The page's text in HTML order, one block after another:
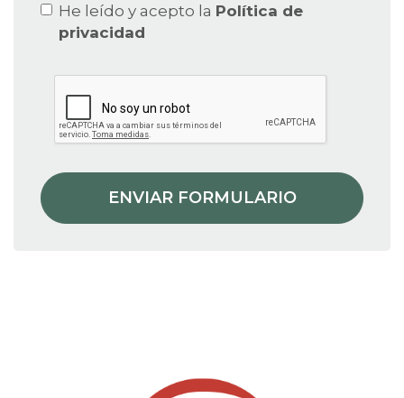
*
RetailHe leído y acepto la Política de
privacidad
ENVIAR FORMULARIO